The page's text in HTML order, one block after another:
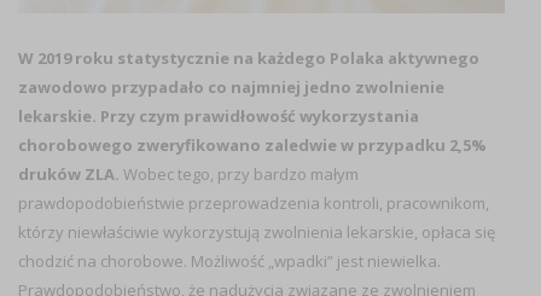
W 2019 roku statystycznie na każdego Polaka aktywnego
zawodowo przypadało co najmniej jedno zwolnienie
lekarskie. Przy czym prawidłowość wykorzystania
chorobowego zweryfikowano zaledwie w przypadku 2,5%
druków ZLA. Wobec tego, przy bardzo małym
prawdopodobieństwie przeprowadzenia kontroli, pracownikom,
którzy niewłaściwie wykorzystują zwolnienia lekarskie, opłaca się
chodzić na chorobowe. Możliwość „wpadki” jest niewielka.
Prawdopodobieństwo, że nadużycia związane ze zwolnieniem